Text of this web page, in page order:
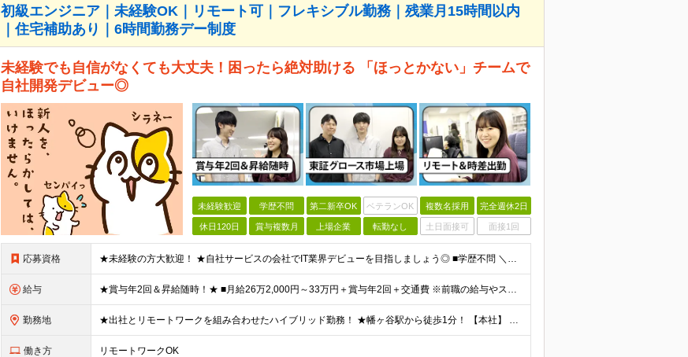
初級エンジニア｜未経験OK｜リモート可｜フレキシブル勤務｜残業月15時間以内
｜住宅補助あり｜6時間勤務デー制度
未経験でも自信がなくても大丈夫！困ったら絶対助ける 「ほっとかない」チームで
自社開発デビュー◎
未経験歓迎 学歴不問 第二新卒OK ベテランOK 複数名採用 完全週休2日
休日120日 賞与複数月 上場企業 転勤なし 土日面接可 面接1回
応募資格 ★未経験の方大歓迎！ ★自社サービスの会社でIT業界デビューを目指しましょう◎ ■学歴不問 ＼以下のような方大歓迎／ ◎ITの仕事に興味がある ◎エンジニアとしてキャリアを築きたい ◎社会貢献性の高
給与 ★賞与年2回＆昇給随時！★ ■月給26万2,000円～33万円＋賞与年2回＋交通費 ※前職の給与やスキルを考慮し決定します ※固定残業代（月45時間分／6万9,000円～8万7,000円）を含みます
勤務地 ★出社とリモートワークを組み合わせたハイブリッド勤務！ ★幡ヶ谷駅から徒歩1分！ 【本社】 東京都渋谷区幡ヶ谷1-34-14 宝ビル3F ※(変更の範囲)上記を除く当社関連勤務地
働き方 リモートワークOK